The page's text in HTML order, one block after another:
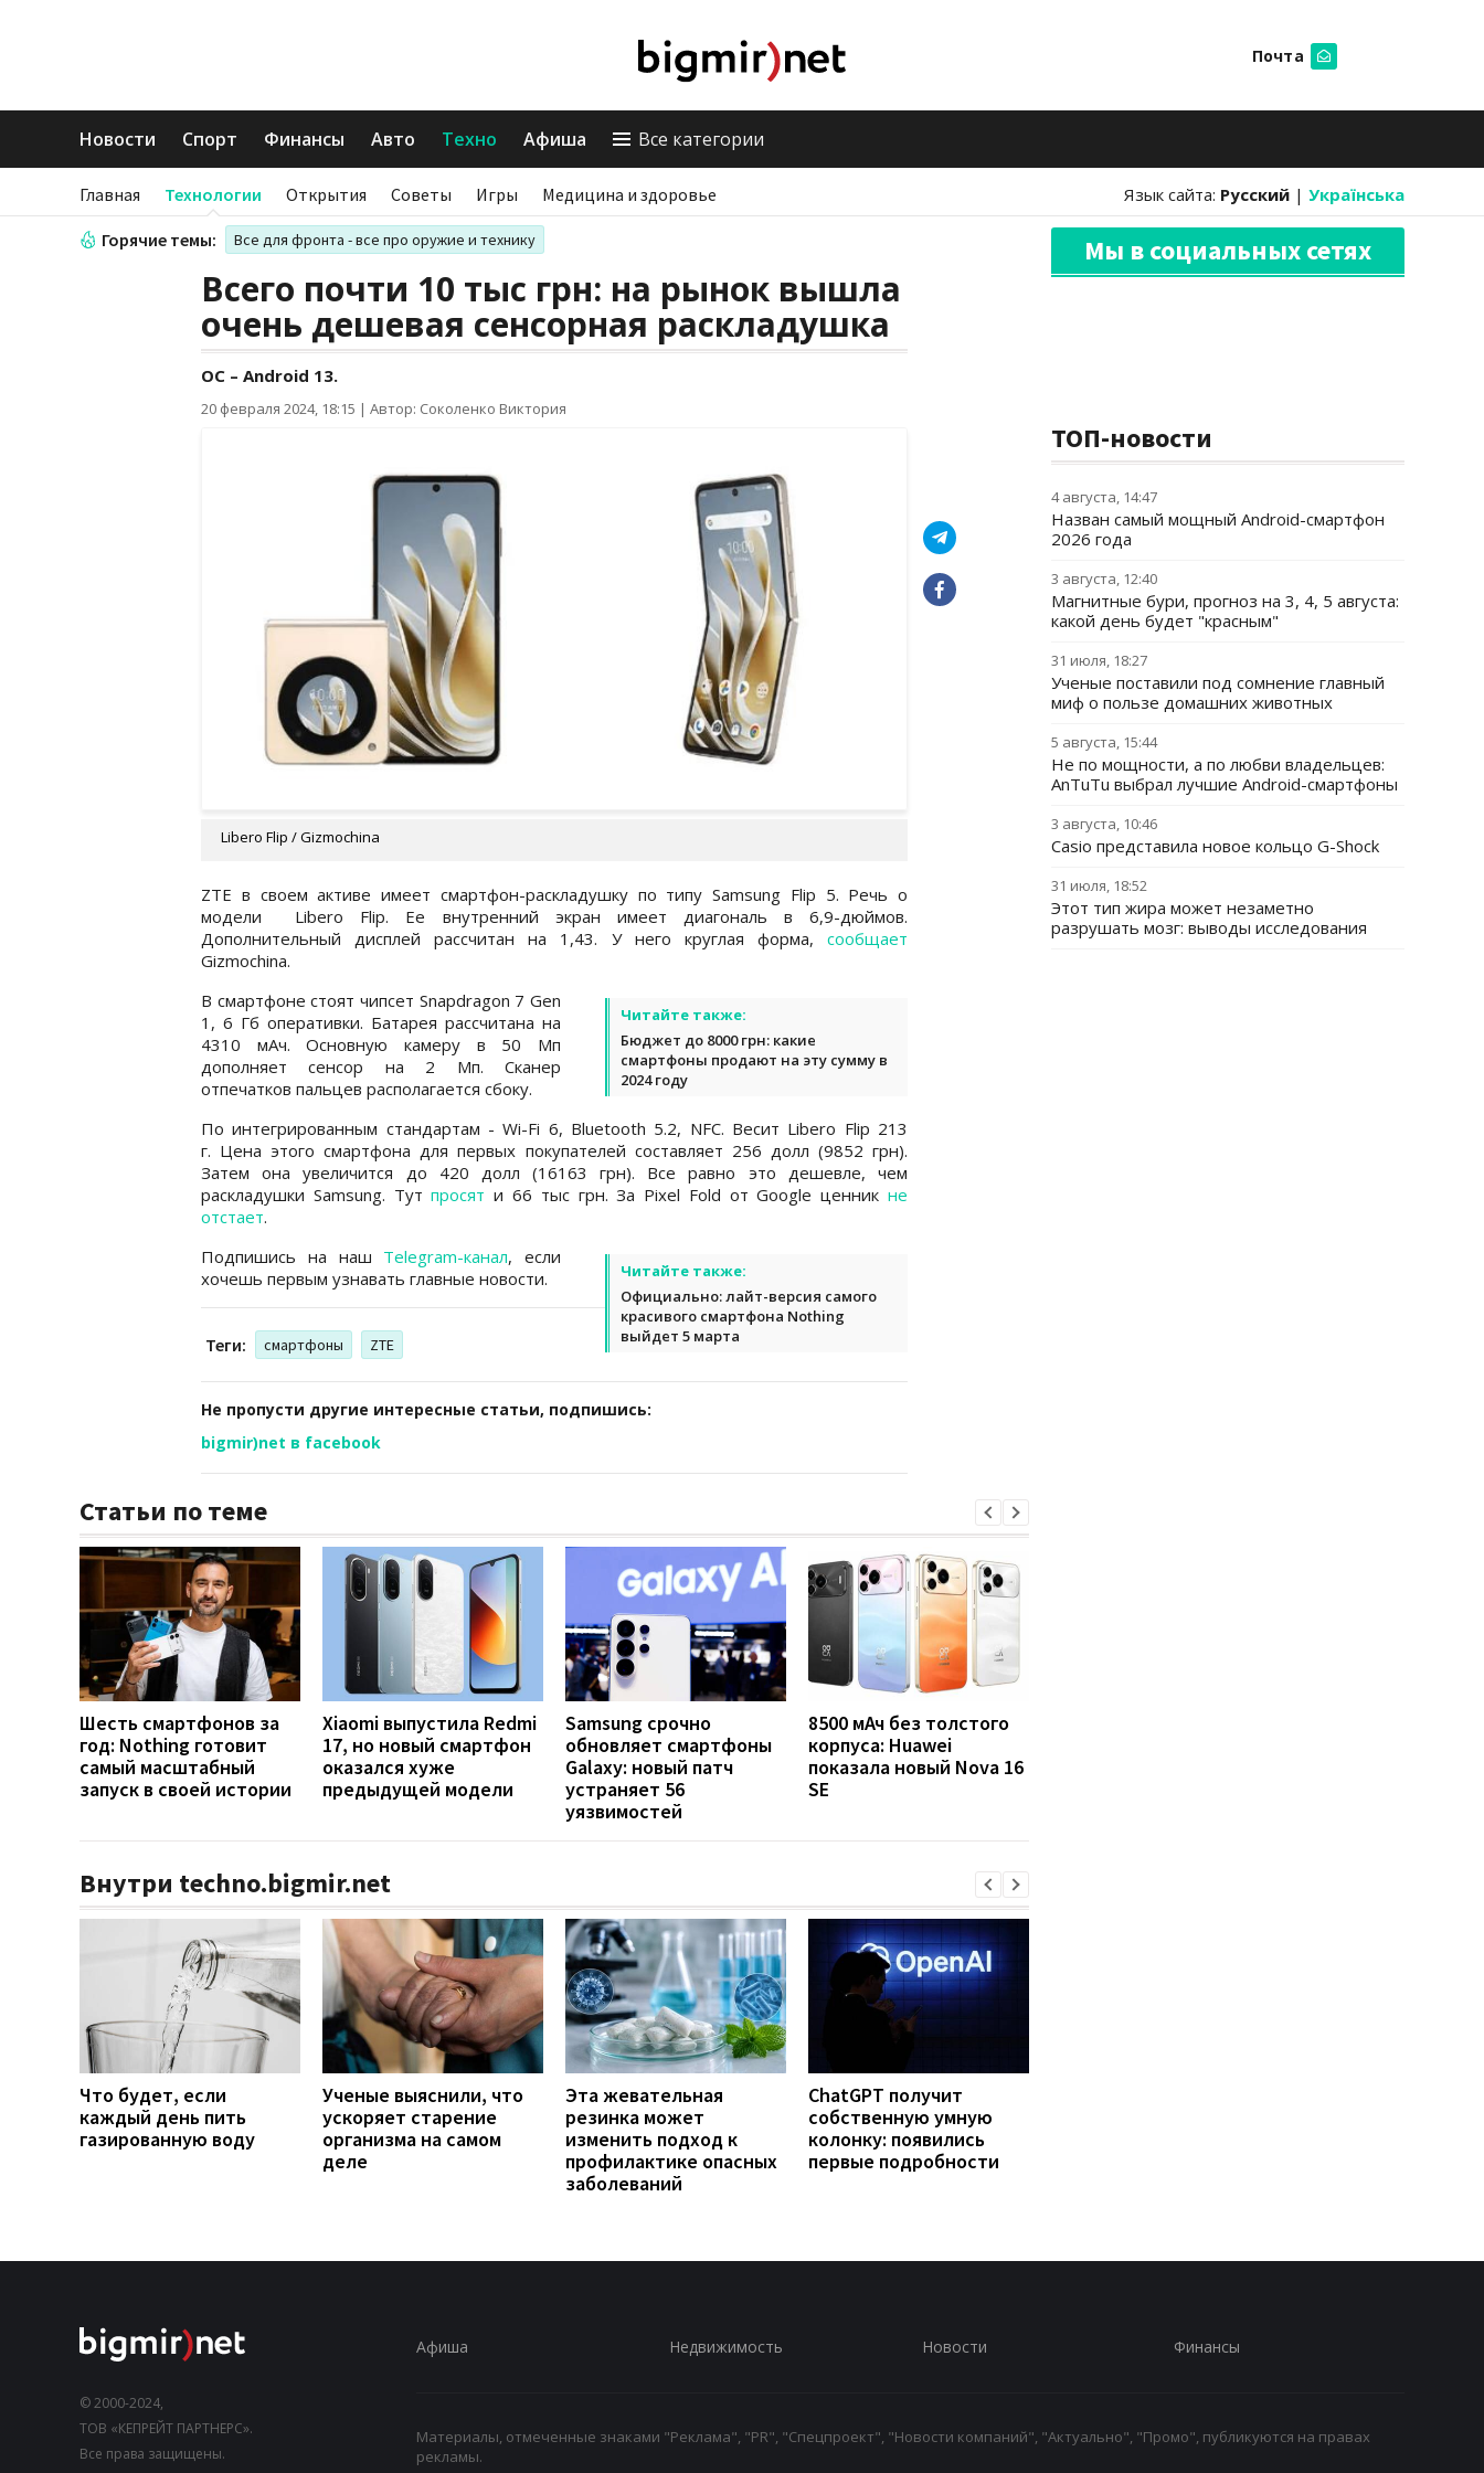
Почта
Новости Спорт Финансы Авто Техно Афиша Все категории
Главная Технологии Открытия Советы Игры Медицина и здоровье Язык сайта: Русский | Українська
Горячие темы: Все для фронта - все про оружие и технику
Всего почти 10 тыс грн: на рынок вышла
очень дешевая сенсорная раскладушка
OC – Android 13.
20 февраля 2024, 18:15 | Автор: Соколенко Виктория
Libero Flip / Gizmochina
ZTE в своем активе имеет смартфон-раскладушку по типу Samsung Flip 5. Речь о
модели Libero Flip. Ее внутренний экран имеет диагональ в 6,9-дюймов.
Дополнительный дисплей рассчитан на 1,43. У него круглая форма, сообщает
Gizmochina.
Читайте также:
Бюджет до 8000 грн: какие
смартфоны продают на эту сумму в
2024 году
В смартфоне стоят чипсет Snapdragon 7 Gen
1, 6 Гб оперативки. Батарея рассчитана на
4310 мАч. Основную камеру в 50 Мп
дополняет сенсор на 2 Мп. Сканер
отпечатков пальцев располагается сбоку.
По интегрированным стандартам - Wi-Fi 6, Bluetooth 5.2, NFC. Весит Libero Flip 213
г. Цена этого смартфона для первых покупателей составляет 256 долл (9852 грн).
Затем она увеличится до 420 долл (16163 грн). Все равно это дешевле, чем
раскладушки Samsung. Тутпросят и 66 тыс грн. За Pixel Fold от Google ценникне
отстает.
Читайте также:
Официально: лайт-версия самого
красивого смартфона Nothing
выйдет 5 марта
Подпишись на наш Telegram-канал, если
хочешь первым узнавать главные новости.
Теги: смартфоны ZTE
Не пропусти другие интересные статьи, подпишись:
bigmir)net в facebook
Статьи по теме
Шесть смартфонов за
год: Nothing готовит
самый масштабный
запуск в своей истории
Xiaomi выпустила Redmi
17, но новый смартфон
оказался хуже
предыдущей модели
Samsung срочно
обновляет смартфоны
Galaxy: новый патч
устраняет 56
уязвимостей
8500 мАч без толстого
корпуса: Huawei
показала новый Nova 16
SE
Внутри techno.bigmir.net
Что будет, если
каждый день пить
газированную воду
Ученые выяснили, что
ускоряет старение
организма на самом
деле
Эта жевательная
резинка может
изменить подход к
профилактике опасных
заболеваний
ChatGPT получит
собственную умную
колонку: появились
первые подробности
Мы в социальных сетях
ТОП-новости
4 августа, 14:47
Назван самый мощный Android-смартфон
2026 года
3 августа, 12:40
Магнитные бури, прогноз на 3, 4, 5 августа:
какой день будет "красным"
31 июля, 18:27
Ученые поставили под сомнение главный
миф о пользе домашних животных
5 августа, 15:44
Не по мощности, а по любви владельцев:
AnTuTu выбрал лучшие Android-смартфоны
3 августа, 10:46
Casio представила новое кольцо G-Shock
31 июля, 18:52
Этот тип жира может незаметно
разрушать мозг: выводы исследования
© 2000-2024,
ТОВ «КЕПРЕЙТ ПАРТНЕРС».
Все права защищены.
Афиша Недвижимость Новости Финансы
Материалы, отмеченные знаками "Реклама", "PR", "Спецпроект", "Новости компаний", "Актуально", "Промо", публикуются на правах
рекламы.